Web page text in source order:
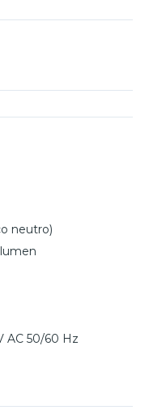
ore riduce la
una scelta
neutro)
AC 50/60 Hz